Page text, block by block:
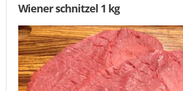
Wiener schnitzel 1 kg